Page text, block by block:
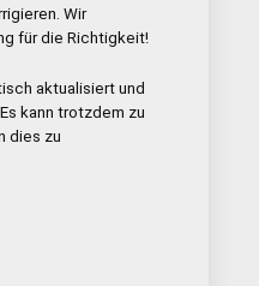
Wir
für die Richtigkeit!
aktualisiert und
kann trotzdem zu
dies zu